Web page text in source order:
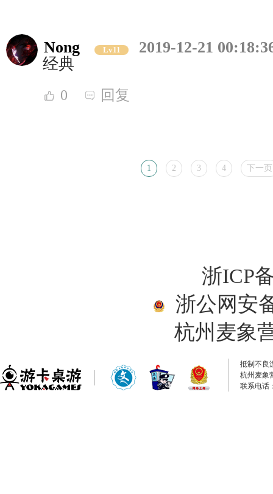
Nong Lv11
2019-12-21
经典
0 回复
1 2 3 4 下一页
浙ICP
浙公网安
杭州麦象
抵制不良
杭州麦象
联系电话